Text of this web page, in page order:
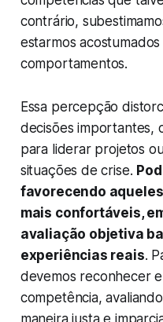
contrário,
estarmos
comportamentos.
Essa percepção
decisões importantes,
para liderar projetos
situações de crise.
favorecendo
mais confortáveis,
avaliação objetiva
experiências reais.
devemos reconhecer
competência,
maneira justa e